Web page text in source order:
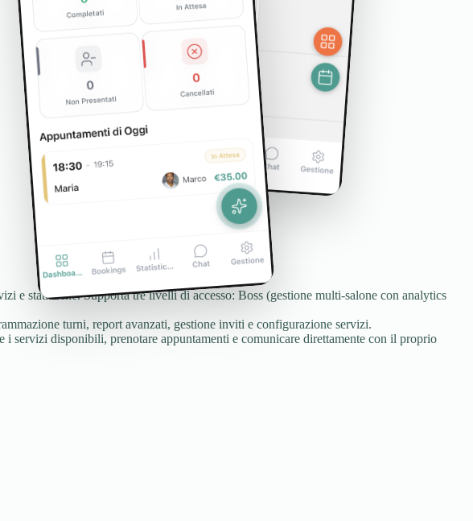
e statistiche. Supporta tre livelli di accesso: Boss (gestione multi-salone con analytics
turni, report avanzati, gestione inviti e configurazione servizi.
disponibili, prenotare appuntamenti e comunicare direttamente con il proprio